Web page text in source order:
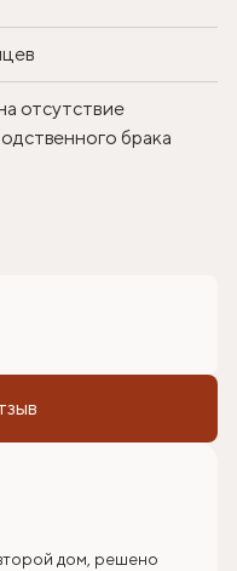
отсутствие
брака
дом, решено